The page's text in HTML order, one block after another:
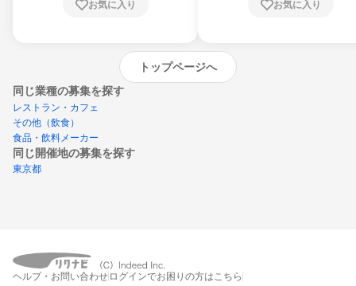
お気に入り お気に入り
トップページへ
同じ業種の募集を探す
レストラン・カフェ
その他（飲食）
食品・飲料メーカー
同じ開催地の募集を探す
東京都
エントリーするとプログラムの詳細案内を
受け取れるようになります
ヘルプ・お問い合わせ ログインでお困りの方はこちら